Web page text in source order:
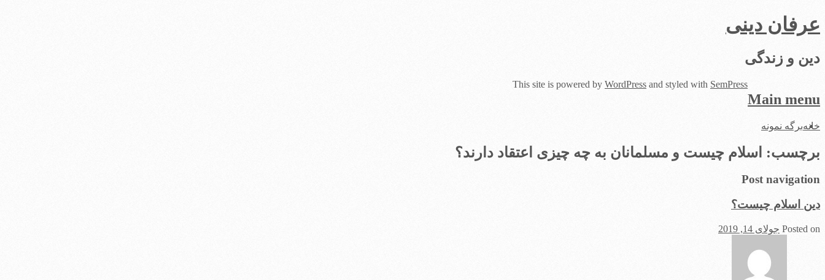
عرفان دینی
دین و زندگی
Main menu
Skip
خانهبرگه نمونه
برچسب: اسلام چیست و مسلمانان به چه چیزی اعتقاد دارند؟
Post navigation
دین اسلام چیست؟
Posted on جولای 14, 2019
This site is powered by WordPress and styled with SemPress